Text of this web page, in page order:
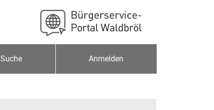
Suche Anmelden